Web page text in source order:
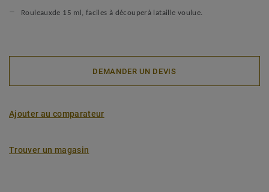
Rouleauxde 15 ml, faciles à découperà lataille voulue.
DEMANDER UN DEVIS
Ajouter au comparateur
Trouver un magasin